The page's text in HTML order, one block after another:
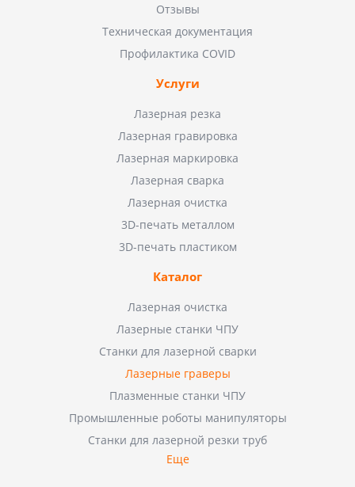
Отзывы
Техническая документация
Профилактика COVID
Услуги
Лазерная резка
Лазерная гравировка
Лазерная маркировка
Лазерная сварка
Лазерная очистка
3D-печать металлом
3D-печать пластиком
Каталог
Лазерная очистка
Лазерные станки ЧПУ
Станки для лазерной сварки
Лазерные граверы
Плазменные станки ЧПУ
Промышленные роботы манипуляторы
Станки для лазерной резки труб
Еще